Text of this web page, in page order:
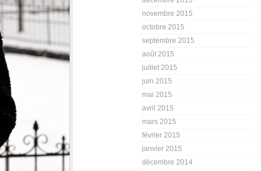
novembre 2015
octobre 2015
septembre 2015
août 2015
juillet 2015
juin 2015
mai 2015
avril 2015
mars 2015
février 2015
janvier 2015
décembre 2014